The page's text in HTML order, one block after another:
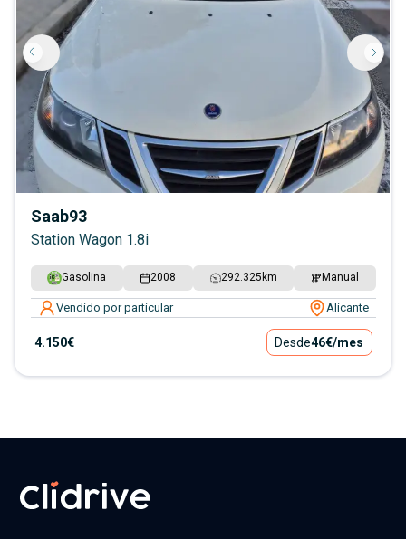
Saab93
Station Wagon 1.8i
Gasolina 2008 292.325 km Manual
Vendido por particular Alicante
4.150€ Desde46€/mes